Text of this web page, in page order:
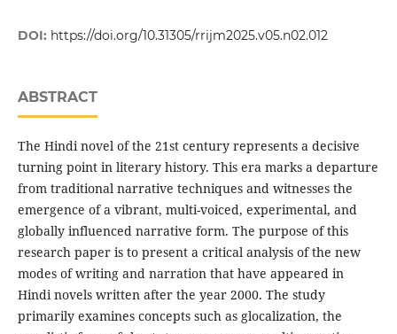
DOI: https://doi.org/10.31305/rrijm2025.v05.n02.012
ABSTRACT
The Hindi novel of the 21st century represents a decisive
turning point in literary history. This era marks a departure
from traditional narrative techniques and witnesses the
emergence of a vibrant, multi-voiced, experimental, and
globally influenced narrative form. The purpose of this
research paper is to present a critical analysis of the new
modes of writing and narration that have appeared in
Hindi novels written after the year 2000. The study
primarily examines concepts such as glocalization, the